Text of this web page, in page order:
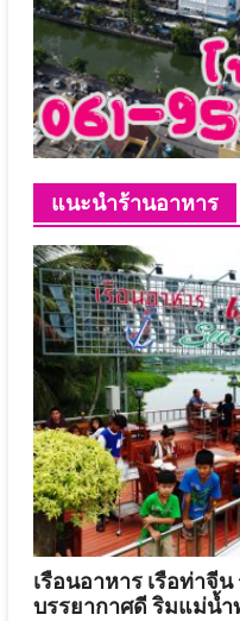
แนะนำร้านอาหาร
เรือนอาหาร เรือท่าจี
บรรยากาศดี ริมแม่น้